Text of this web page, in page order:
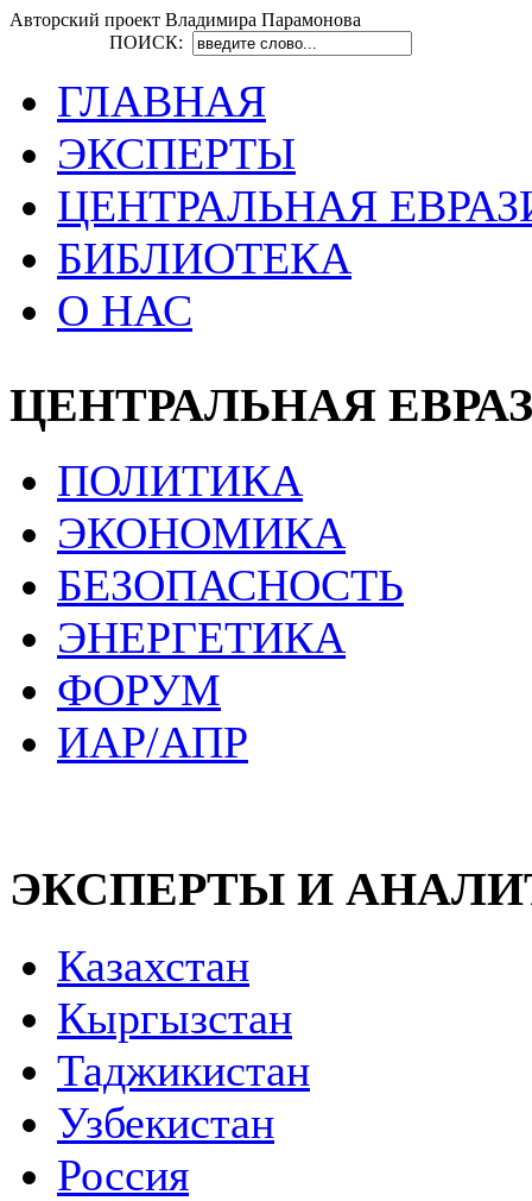
Авторский проект Владимира Парамонова
ПОИСК:
ГЛАВНАЯ
ЭКСПЕРТЫ
ЦЕНТРАЛЬНАЯ
БИБЛИОТЕКА
О НАС
ЦЕНТРАЛЬНАЯ
ПОЛИТИКА
ЭКОНОМИКА
БЕЗОПАСНОСТЬ
ЭНЕРГЕТИКА
ФОРУМ
ИАР/АПР
ЭКСПЕРТЫ И
Казахстан
Кыргызстан
Таджикистан
Узбекистан
Россия